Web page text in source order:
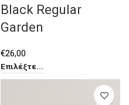
Black Regular
Garden
€26,00
Επιλέξτε...